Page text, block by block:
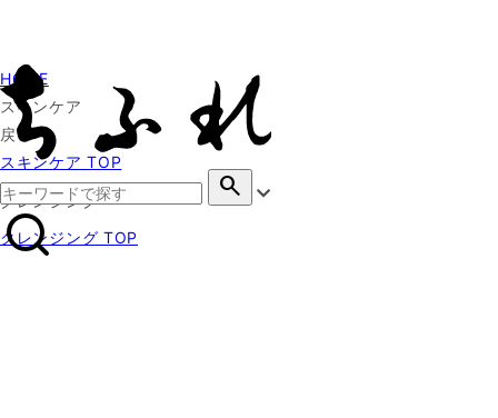
search
HOME
スキンケア
戻る
スキンケア TOP
クレンジング
クレンジング TOP